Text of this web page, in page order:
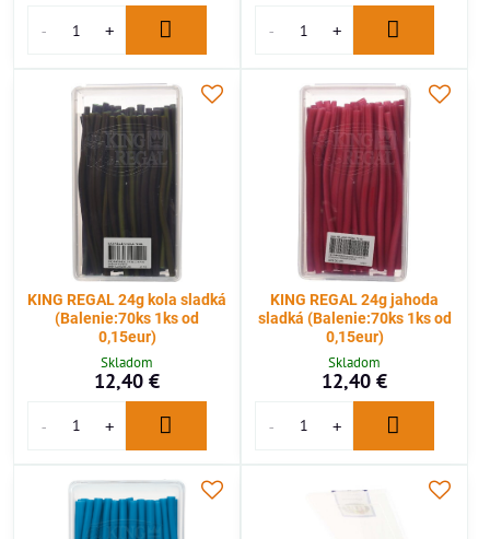
KING REGAL 24g kola sladká
(Balenie:70ks 1ks od
0,15eur)
Skladom
12,40 €
KING REGAL 24g jahoda
sladká (Balenie:70ks 1ks od
0,15eur)
Skladom
12,40 €